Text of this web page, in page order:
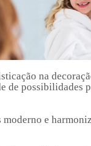
na
de possibilidades
e